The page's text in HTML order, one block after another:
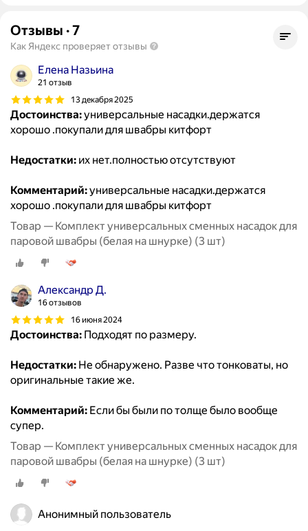
Отзывы ·7
Как Яндекс проверяет отзывы
Елена Назьина
21 отзыв
13 декабря 2025
Достоинства:универсальные насадки.держатся
хорошо .покупали для швабры китфорт
Недостатки: их нет.полностью отсутствуют
Комментарий:универсальные насадки.держатся
хорошо .покупали для швабры китфорт
Товар — Комплект универсальных сменных насадок для
паровой швабры (белая на шнурке) (3 шт)
Александр Д.
16 отзывов
16 июня 2024
Достоинства: Подходят по размеру.
Недостатки: Не обнаружено. Разве что тонковаты, но
оригинальные такие же.
Комментарий: Если бы были по толще было вообще
супер.
Товар — Комплект универсальных сменных насадок для
паровой швабры (белая на шнурке) (3 шт)
Анонимный пользователь